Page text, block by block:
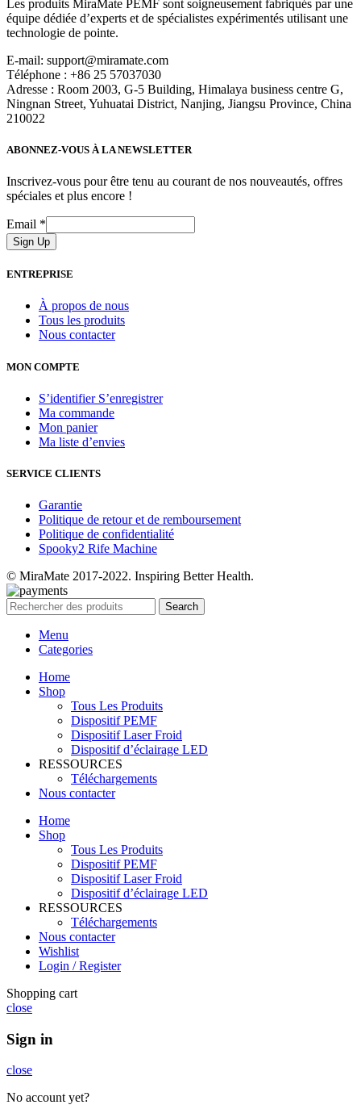
Les produits MiraMate PEMF sont soigneusement fabriqués par une
équipe dédiée d’experts et de spécialistes expérimentés utilisant une
technologie de pointe.
E-mail: support@miramate.com
Téléphone : +86 25 57037030
Adresse : Room 2003, G-5 Building, Himalaya business centre G,
Ningnan Street, Yuhuatai District, Nanjing, Jiangsu Province, China
210022
ABONNEZ-VOUS À LA NEWSLETTER
Inscrivez-vous pour être tenu au courant de nos nouveautés, offres
spéciales et plus encore !
Email *
Sign Up
ENTREPRISE
À propos de nous
Tous les produits
Nous contacter
MON COMPTE
S’identifier S’enregistrer
Ma commande
Mon panier
Ma liste d’envies
SERVICE CLIENTS
Garantie
Politique de retour et de remboursement
Politique de confidentialité
Spooky2 Rife Machine
© MiraMate 2017-2022. Inspiring Better Health.
Search
Menu
Categories
Home
Shop
Tous Les Produits
Dispositif PEMF
Dispositif Laser Froid
Dispositif d’éclairage LED
RESSOURCES
Téléchargements
Nous contacter
Home
Shop
Tous Les Produits
Dispositif PEMF
Dispositif Laser Froid
Dispositif d’éclairage LED
RESSOURCES
Téléchargements
Nous contacter
Wishlist
Login / Register
Shopping cart
close
Sign in
close
No account yet?